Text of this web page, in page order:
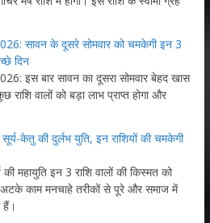
सावन के दूसरे सोमवार को चमकेगी इन 3
दिन
इस बार सावन का दूसरा सोमवार बेहद खास
वालों को बड़ा लाभ प्राप्त होगा और
केतु की दुर्लभ युति, इन राशियों की चमकेगी
इन 3 राशि वालों की किस्मत को
काम मनचाहे तरीकों से पूरे और समाज में
हैं।